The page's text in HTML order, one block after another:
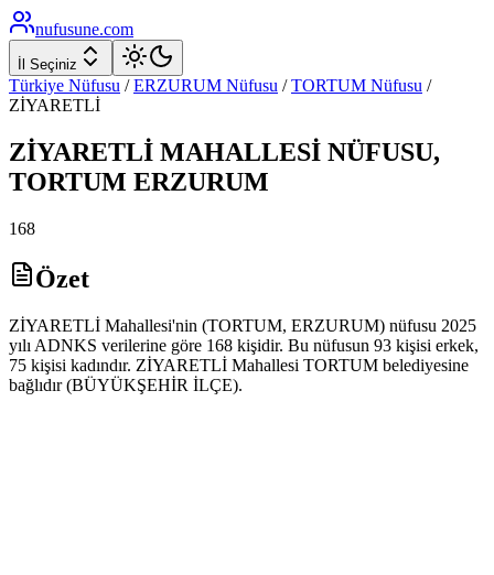
nufusune.com
İl Seçiniz
Türkiye Nüfusu / ERZURUM Nüfusu / TORTUM Nüfusu /
ZİYARETLİ
ZİYARETLİ MAHALLESİ NÜFUSU,
TORTUM ERZURUM
168
Özet
ZİYARETLİ Mahallesi'nin (TORTUM, ERZURUM) nüfusu 2025
yılı ADNKS verilerine göre 168 kişidir. Bu nüfusun 93 kişisi erkek,
75 kişisi kadındır. ZİYARETLİ Mahallesi TORTUM belediyesine
bağlıdır (BÜYÜKŞEHİR İLÇE).